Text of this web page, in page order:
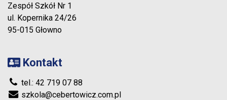
Zespół Szkół Nr 1
ul. Kopernika 24/26
95-015 Głowno
Kontakt
tel.: 42 719 07 88
szkola@cebertowicz.com.pl